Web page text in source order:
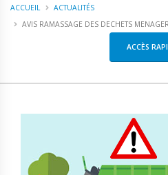
ACCUEIL
ACTUALITÉS
AVIS RAMASSAGE DES DECHETS
ACCÈS